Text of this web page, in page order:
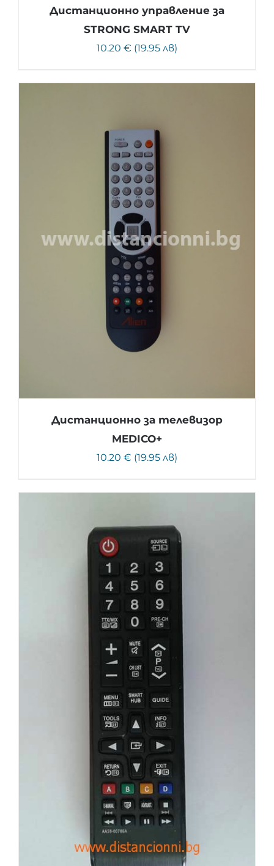
Дистанционно управление за
STRONG SMART TV
10.20 € (19.95 лв)
Дистанционно за телевизор
MEDICO+
10.20 € (19.95 лв)